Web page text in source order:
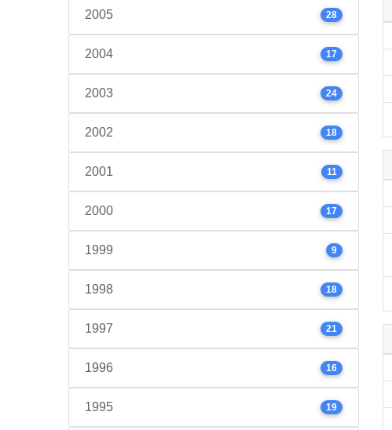
2005 28
2004 17
2003 24
2002 18
2001 11
2000 17
1999 9
1998 18
1997 21
1996 16
1995 19